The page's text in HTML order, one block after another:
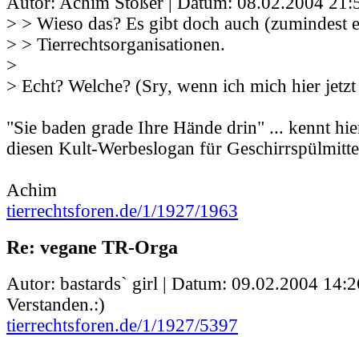
> > Wieso das? Es gibt doch auch (zumindest
> > Tierrechtsorganisationen.
>
> Echt? Welche? (Sry, wenn ich mich hier
"Sie baden grade Ihre Hände drin" ... kennt
diesen Kult-Werbeslogan für
Achim
tierrechtsforen.de/1/1927/1963
Re: vegane TR-Orga
Autor: bastards` girl | Datum: 09.02.2004
Verstanden.:)
tierrechtsforen.de/1/1927/5397